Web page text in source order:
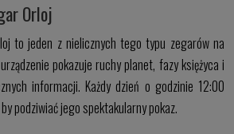
Orloj
to jeden z nielicznych tego typu zegarów na
pokazuje ruchy planet, fazy księżyca i
informacji. Każdy dzień o godzinie 12:00
podziwiać jego spektakularny pokaz.